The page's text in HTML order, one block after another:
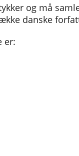
og må
danske
er: